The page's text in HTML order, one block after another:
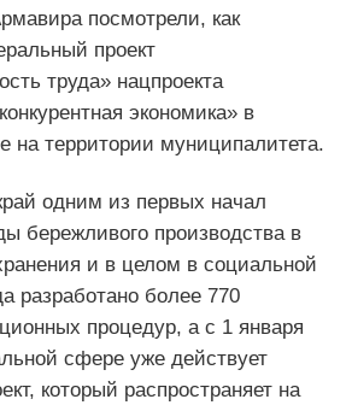
посмотрели, как
проект
труда» нацпроекта
экономика» в
на территории муниципалитета.
одним из первых начал
бережливого производства в
и в целом в социальной
разработано более 770
процедур, а с 1 января
сфере уже действует
который распространяет на